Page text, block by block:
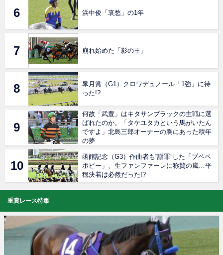
浜中俊「哀愁」の1年
崩れ始めた「影の王」
皐月賞（G1）クロワデュノール「1強」に待
った!?
何故「武豊」はキタサンブラックの主戦に選
ばれたのか。「タケユタカという馬がいたん
ですよ」北島三郎オーナーの胸にあった積年
の夢
函館記念（G3）作曲者も“謝罪”した「プペペ
ポピー」、生ファンファーレに称賛の嵐…平
穏決着は必然だった!?
重賞レース特集